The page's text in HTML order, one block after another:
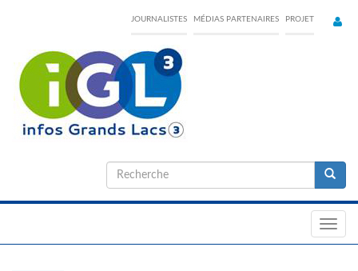
content
JOURNALISTES MÉDIAS PARTENAIRES PROJET
Formulaire
de